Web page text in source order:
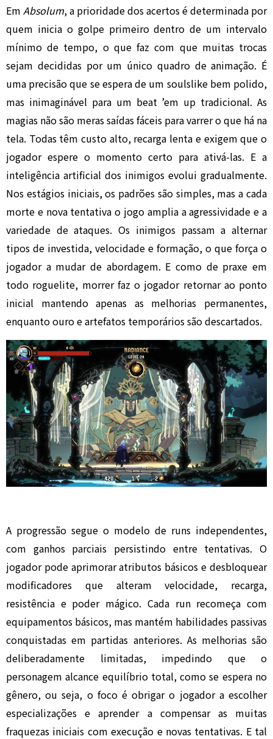
Em Absolum, a prioridade dos acertos é determinada por
quem inicia o golpe primeiro dentro de um intervalo
mínimo de tempo, o que faz com que muitas trocas
sejam decididas por um único quadro de animação. É
uma precisão que se espera de um soulslike bem polido,
mas inimaginável para um beat ’em up tradicional. As
magias não são meras saídas fáceis para varrer o que há na
tela. Todas têm custo alto, recarga lenta e exigem que o
jogador espere o momento certo para ativá-las. E a
inteligência artificial dos inimigos evolui gradualmente.
Nos estágios iniciais, os padrões são simples, mas a cada
morte e nova tentativa o jogo amplia a agressividade e a
variedade de ataques. Os inimigos passam a alternar
tipos de investida, velocidade e formação, o que força o
jogador a mudar de abordagem. E como de praxe em
todo roguelite, morrer faz o jogador retornar ao ponto
inicial mantendo apenas as melhorias permanentes,
enquanto ouro e artefatos temporários são descartados.
A progressão segue o modelo de runs independentes,
com ganhos parciais persistindo entre tentativas. O
jogador pode aprimorar atributos básicos e desbloquear
modificadores que alteram velocidade, recarga,
resistência e poder mágico. Cada run recomeça com
equipamentos básicos, mas mantém habilidades passivas
conquistadas em partidas anteriores. As melhorias são
deliberadamente limitadas, impedindo que o
personagem alcance equilíbrio total, como se espera no
gênero, ou seja, o foco é obrigar o jogador a escolher
especializações e aprender a compensar as muitas
fraquezas iniciais com execução e novas tentativas. E tal